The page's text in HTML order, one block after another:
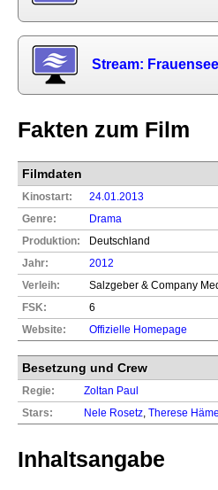
Stream: Frauensee
Fakten zum Film
Filmdaten
Kinostart:
24.01.2013
Genre:
Drama
Produktion:
Deutschland
Jahr:
2012
Verleih:
Salzgeber & Company
FSK:
6
Website:
Offizielle Homepage
Besetzung und Crew
Regie:
Zoltan Paul
Stars:
Nele Rosetz Therese
Inhaltsangabe